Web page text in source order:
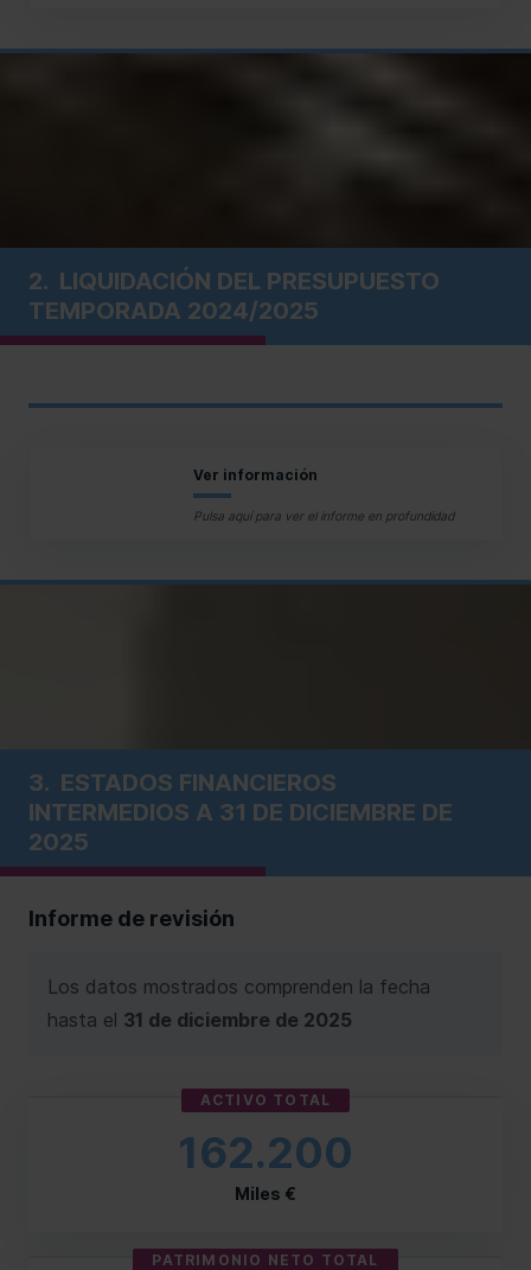
2. LIQUIDACIÓN DEL PRESUPUESTO
TEMPORADA 2024/2025
Ver información
Pulsa aquí para ver el informe en profundidad
3. ESTADOS FINANCIEROS
INTERMEDIOS A 31 DE DICIEMBRE DE
2025
Informe de revisión
Los datos mostrados comprenden la fecha
hasta el 31 de diciembre de 2025
ACTIVO TOTAL
162.200
Miles €
PATRIMONIO NETO TOTAL